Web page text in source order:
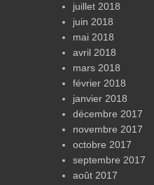
juillet 2018
juin 2018
mai 2018
avril 2018
mars 2018
février 2018
janvier 2018
décembre 2017
novembre 2017
octobre 2017
septembre 2017
août 2017